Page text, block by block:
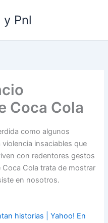
y Pnl
Coca Cola
como algunos
insaciables que
con redentores gestos
Cola trata de mostrar
en nosotros.
historias | Yahoo! En